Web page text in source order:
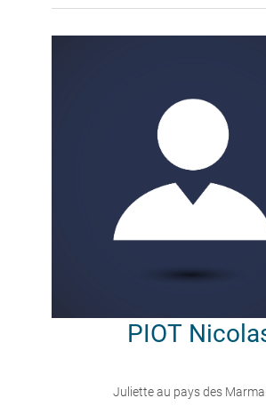
PIOT
Juliette au pays des